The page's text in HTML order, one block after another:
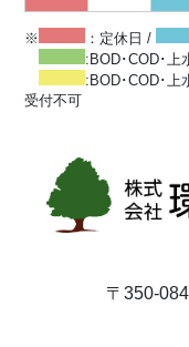
〒350-
※ ：定休日 /
:BOD･COD･上
:BOD･COD･上
受付不可